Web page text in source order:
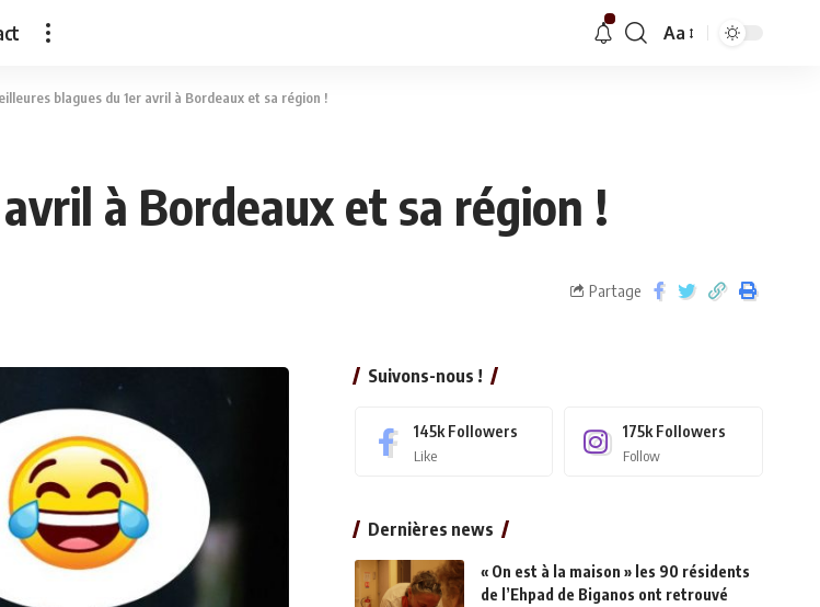
Aa
blagues du 1er avril à Bordeaux et sa région !
à Bordeaux et sa région !
Partage
Suivons-nous !
145k Followers
Like
175k Followers
Follow
Dernières news
« On est à la maison » les 90 résidents
de l’Ehpad de Biganos ont retrouvé